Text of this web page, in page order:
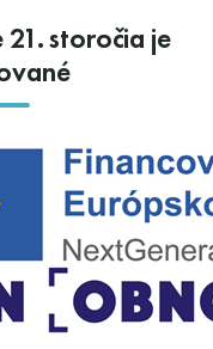
storočia je